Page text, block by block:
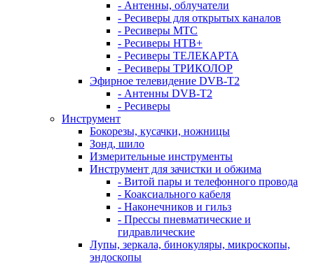
- Антенны, облучатели
- Ресиверы для открытых каналов
- Ресиверы МТС
- Ресиверы НТВ+
- Ресиверы ТЕЛЕКАРТА
- Ресиверы ТРИКОЛОР
Эфирное телевидение DVB-T2
- Антенны DVB-T2
- Ресиверы
Инструмент
Бокорезы, кусачки, ножницы
Зонд, шило
Измерительные инструменты
Инструмент для зачистки и обжима
- Витой пары и телефонного провода
- Коаксиального кабеля
- Наконечников и гильз
- Прессы пневматические и
гидравлические
Лупы, зеркала, бинокуляры, микроскопы,
эндоскопы